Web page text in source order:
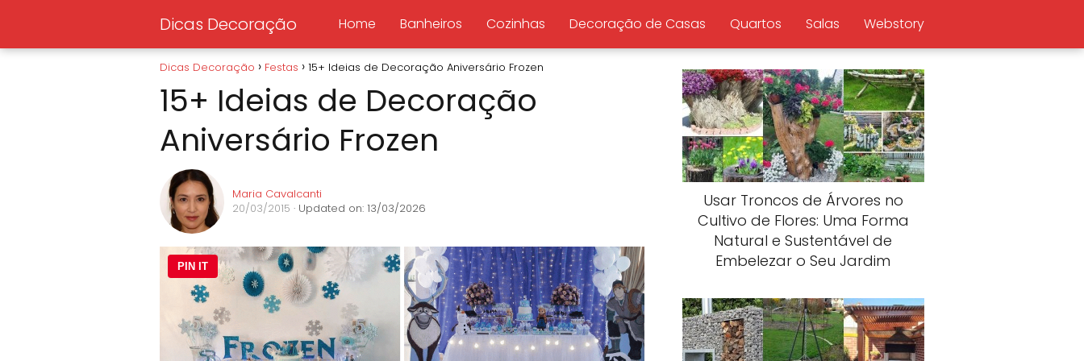
Dicas Decoração Home Banheiros Cozinhas Decoração de Casas Quartos Salas Webstory
Dicas Decoração Festas 15+ Ideias de Decoração Aniversário Frozen
15+ Ideias de Decoração
Aniversário Frozen
Maria Cavalcanti
20/03/2015 · Updated on: 13/03/2026
PIN IT
Usar Troncos de Árvores no
Cultivo de Flores: Uma Forma
Natural e Sustentável de
Embelezar o Seu Jardim